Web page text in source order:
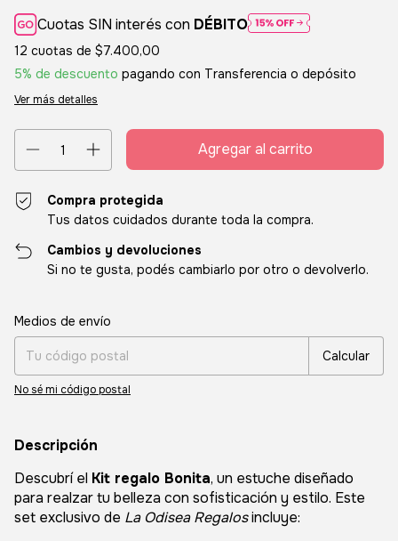
Cuotas SIN interés con DÉBITO
12 cuotas de $7.400,00
5% de descuento pagando con Transferencia o depósito
Ver más detalles
Compra protegida
Tus datos cuidados durante toda la compra.
Cambios y devoluciones
Si no te gusta, podés cambiarlo por otro o devolverlo.
Entregas para el CP:
Medios de envío
Calcular
No sé mi código postal
Descripción
Descubrí el Kit regalo Bonita, un estuche diseñado
para realzar tu belleza con sofisticación y estilo. Este
set exclusivo de La Odisea Regalosincluye: